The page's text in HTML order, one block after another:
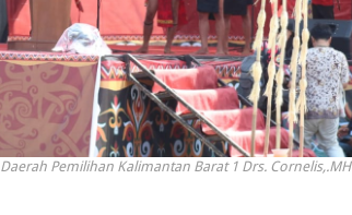
Pemilihan Kalimantan Barat 1 Drs. Cornelis,.MH